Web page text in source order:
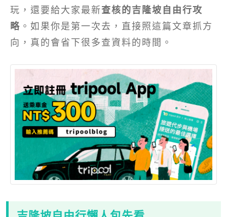
玩，還要給大家最新查核的吉隆坡自由行攻
略 。如果你是第一次去，直接照這篇文章抓方
向，真的會省下很多查資料的時間。